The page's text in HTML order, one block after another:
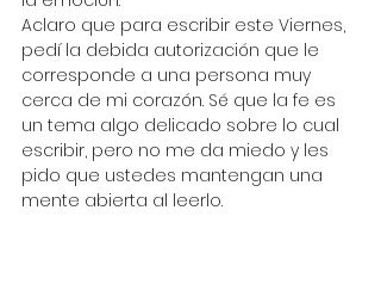
Aclaro que para escribir este Viernes,
pedí la debida autorización que le
corresponde a una persona muy
cerca de mi corazón. Sé que la fe es
un tema algo delicado sobre lo cual
escribir, pero no me da miedo y les
pido que ustedes mantengan una
mente abierta al leerlo.